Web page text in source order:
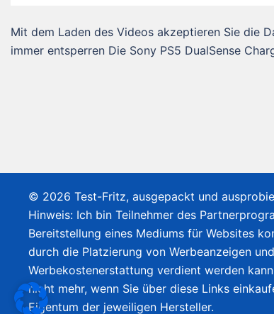
Mit dem Laden des Videos akzeptieren Sie die
immer entsperren Die Sony PS5 DualSense
© 2026 Test-Fritz, ausgepackt und
Hinweis: Ich bin Teilnehmer des
Bereitstellung eines Mediums für Websites
durch die Platzierung von Werbeanzeigen
Werbekostenerstattung verdient werden
nicht mehr, wenn Sie über diese Links
Eigentum der jeweiligen Hersteller.